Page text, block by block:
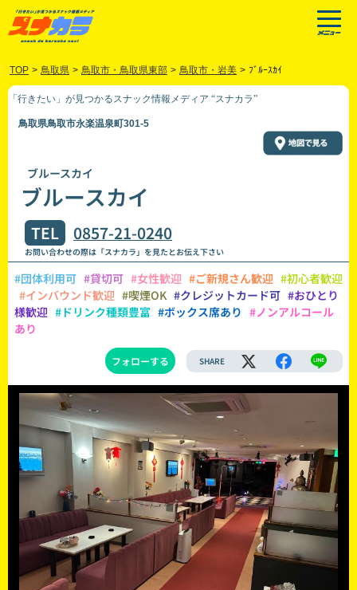
TOP > 鳥取県 > 鳥取市・鳥取県東部 > 鳥取市・岩美 > ﾌﾞﾙｰｽｶｲ
「行きたい」が見つかるスナック情報メディア “スナカラ”
鳥取県鳥取市永楽温泉町301-5
ブルースカイ
ブルースカイ
TEL 0857-21-0240
お問い合わせの際は「スナカラ」を見たとお伝え下さい
#団体利用可 #貸切可 #女性歓迎 #ご新規さん歓迎 #初心者歓迎
#インバウンド歓迎 #喫煙OK #クレジットカード可 #おひとり
様歓迎 #ドリンク種類豊富 #ボックス席あり #ノンアルコール
あり
フォローする SHARE